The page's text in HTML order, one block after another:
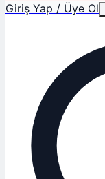
Giriş Yap / Üye Ol